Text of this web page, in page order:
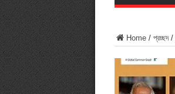
Home/ প্রচ্ছদ/